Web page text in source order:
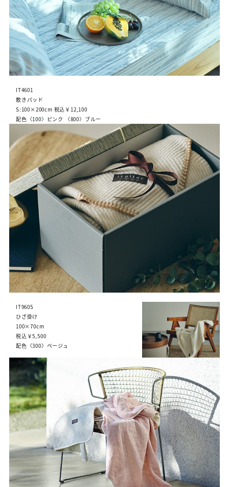
IT4601
敷きパッド
S:100×200cm 税込￥12,100
配色〈100〉ピンク 〈800〉ブルー
IT9605
ひざ掛け
100×70cm
税込￥5,500
配色〈300〉ベージュ